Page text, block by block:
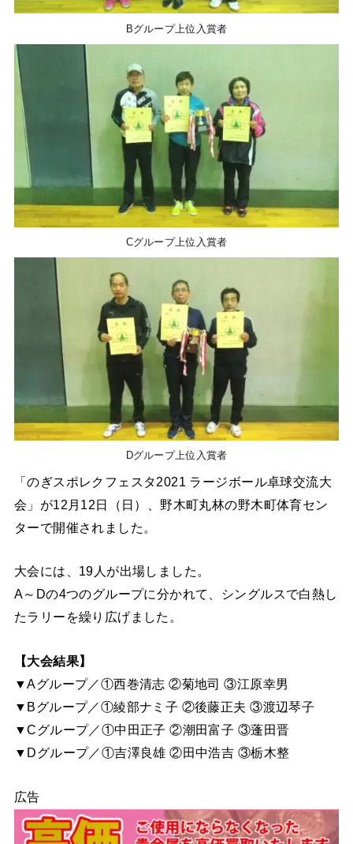
Bグループ上位入賞者
Cグループ上位入賞者
Dグループ上位入賞者
「のぎスポレクフェスタ2021 ラージボール卓球交流大
会」が12月12日（日）、野木町丸林の野木町体育セン
ターで開催されました。
大会には、19人が出場しました。
A～Dの4つのグループに分かれて、シングルスで白熱し
たラリーを繰り広げました。
【大会結果】
▼Aグループ／①西巻清志 ②菊地司 ③江原幸男
▼Bグループ／①綾部ナミ子 ②後藤正夫 ③渡辺琴子
▼Cグループ／①中田正子 ②潮田富子 ③蓬田晋
▼Dグループ／①吉澤良雄 ②田中浩吉 ③栃木整
広告